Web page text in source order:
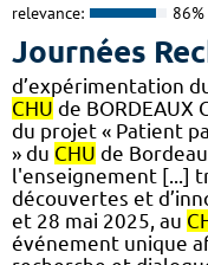
relevance: 86%
Journées
d’expérimentation
CHU de BORDEAUX
du projet « Patient
» du CHU de
l'enseignement [...]
découvertes et
et 28 mai 2025, au
événement unique